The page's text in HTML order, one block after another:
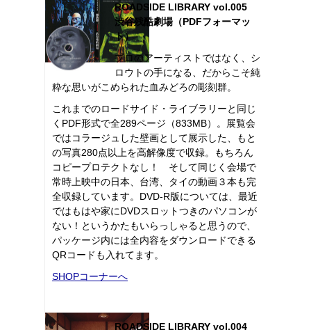
ROADSIDE LIBRARY vol.005
渋谷残酷劇場（PDFフォーマッ
ト）
プロのアーティストではなく、シ
ロウトの手になる、だからこそ純
粋な思いがこめられた血みどろの彫刻群。
これまでのロードサイド・ライブラリーと同じ
くPDF形式で全289ページ（833MB）。展覧会
ではコラージュした壁画として展示した、もと
の写真280点以上を高解像度で収録。もちろん
コピープロテクトなし！ そして同じく会場で
常時上映中の日本、台湾、タイの動画３本も完
全収録しています。DVD-R版については、最近
ではもはや家にDVDスロットつきのパソコンが
ない！というかたもいらっしゃると思うので、
パッケージ内には全内容をダウンロードできる
QRコードも入れてます。
SHOPコーナーへ
ROADSIDE LIBRARY vol.004